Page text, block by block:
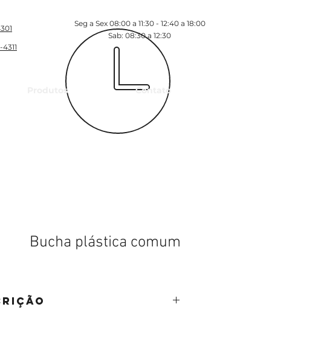
Seg a Sex 08:00 a 11:30 - 12:40 a 18:00
Sab: 08:30 a 12:30
Produtos Contato
Bucha plástica comum